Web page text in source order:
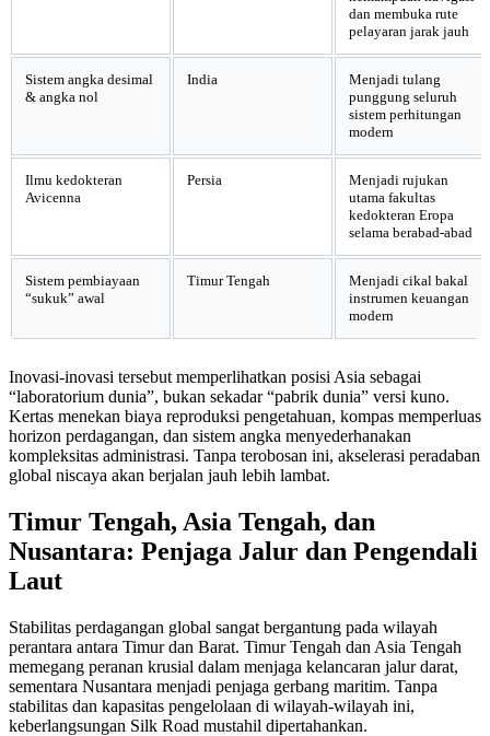
dan membuka rute
pelayaran jarak jauh
Sistem angka desimal
& angka nol
India
Menjadi tulang
punggung seluruh
sistem perhitungan
modern
Ilmu kedokteran
Avicenna
Persia
Menjadi rujukan
utama fakultas
kedokteran Eropa
selama berabad-abad
Sistem pembiayaan
“sukuk” awal
Timur Tengah
Menjadi cikal bakal
instrumen keuangan
modern
Inovasi-inovasi tersebut memperlihatkan posisi Asia sebagai
“laboratorium dunia”, bukan sekadar “pabrik dunia” versi kuno.
Kertas menekan biaya reproduksi pengetahuan, kompas memperluas
horizon perdagangan, dan sistem angka menyederhanakan
kompleksitas administrasi. Tanpa terobosan ini, akselerasi peradaban
global niscaya akan berjalan jauh lebih lambat.
Timur Tengah, Asia Tengah, dan
Nusantara: Penjaga Jalur dan Pengendali
Laut
Stabilitas perdagangan global sangat bergantung pada wilayah
perantara antara Timur dan Barat. Timur Tengah dan Asia Tengah
memegang peranan krusial dalam menjaga kelancaran jalur darat,
sementara Nusantara menjadi penjaga gerbang maritim. Tanpa
stabilitas dan kapasitas pengelolaan di wilayah-wilayah ini,
keberlangsungan Silk Road mustahil dipertahankan.